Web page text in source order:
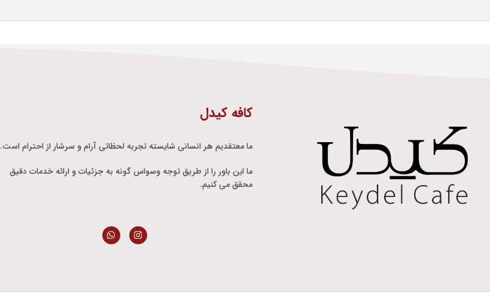
کافه کیدل
ما معتقدیم هر انسانی شایسته تجربه لحظاتی آرام و سرشار از احترام است.
ما این باور را از طریق توجه وسواس گونه به جزئیات و ارائه خدمات دقیق
محقق می کنیم.